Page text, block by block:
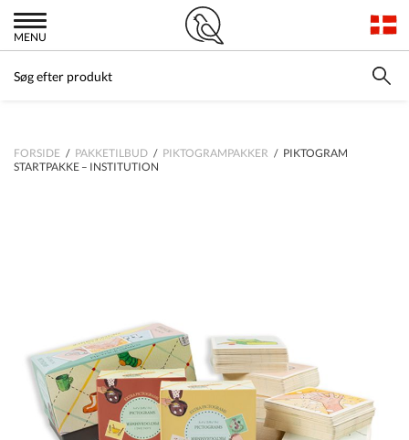
MENU
FORSIDE / PAKKETILBUD / PIKTOGRAMPAKKER / PIKTOGRAM
STARTPAKKE – INSTITUTION